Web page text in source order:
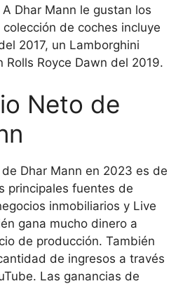
Dhar Mann le gustan los
de coches incluye
2017, un Lamborghini
Rolls Royce Dawn del 2019.
Neto de
Dhar Mann en 2023 es de
principales fuentes de
inmobiliarios y Live
gana mucho dinero a
de producción. También
de ingresos a través
Las ganancias de